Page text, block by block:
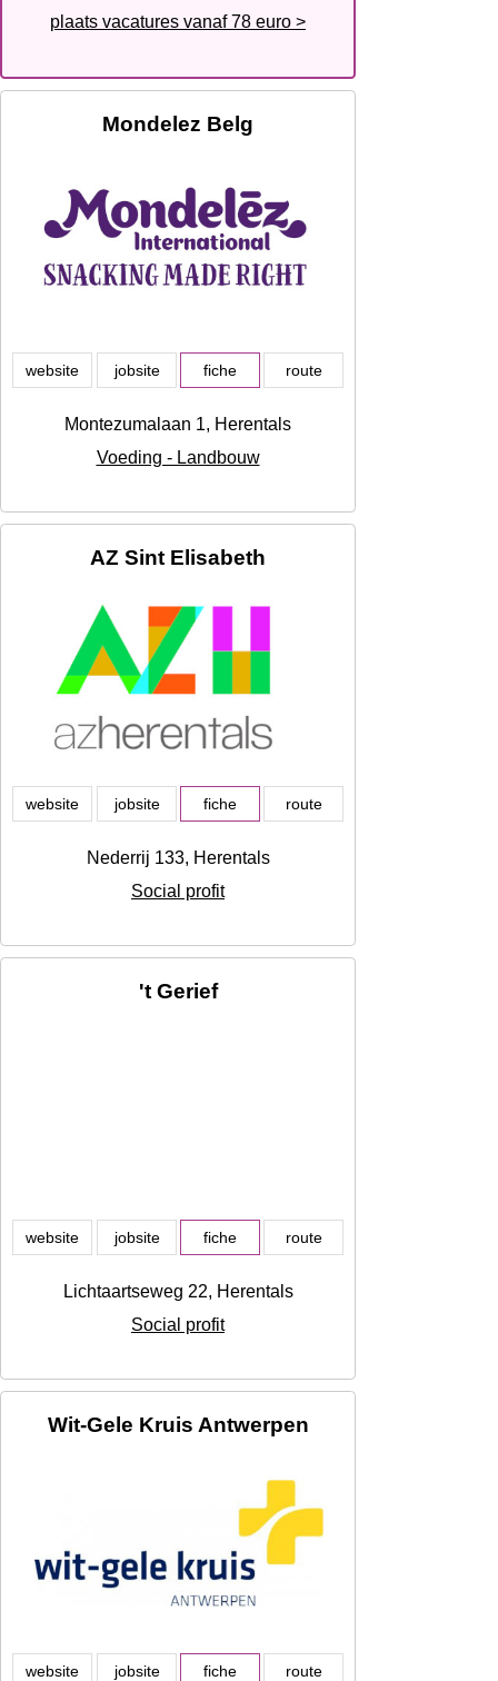
plaats vacatures vanaf 78 euro >
Mondelez Belg
website jobsite fiche route
Montezumalaan 1, Herentals
Voeding - Landbouw
AZ Sint Elisabeth
website jobsite fiche route
Nederrij 133, Herentals
Social profit
't Gerief
website jobsite fiche route
Lichtaartseweg 22, Herentals
Social profit
Wit-Gele Kruis Antwerpen
website jobsite fiche route